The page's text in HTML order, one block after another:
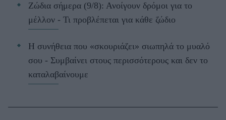
Ζώδια σήμερα (9/8): Ανοίγουν δρόμοι για το
μέλλον - Τι προβλέπεται για κάθε ζώδιο
Η συνήθεια που «σκουριάζει» σιωπηλά το μυαλό
σου - Συμβαίνει στους περισσότερους και δεν το
καταλαβαίνουμε